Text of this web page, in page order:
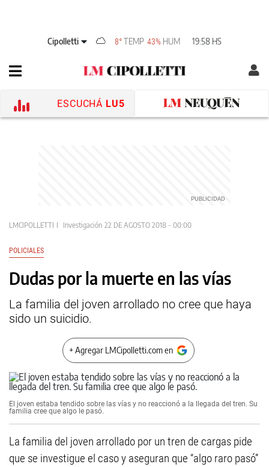
Cipolletti 8°TEMP 43% HUM 19:58 HS
ESCUCHÁ LU5
LMCIPOLLETTI Investigación 22 DE AGOSTO 2018 - 00:00
POLICIALES
Dudas por la muerte en las vías
La familia del joven arrollado no cree que haya
sido un suicidio.
+ Agregar LMCipolletti.com en
El joven estaba tendido sobre las vías y no reaccionó a la llegada del tren. Su
familia cree que algo le pasó.
La familia del joven arrollado por un tren de cargas pide
que se investigue el caso y aseguran que “algo raro pasó”